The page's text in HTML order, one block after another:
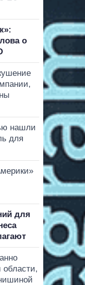
о
нашли
для
для
области,